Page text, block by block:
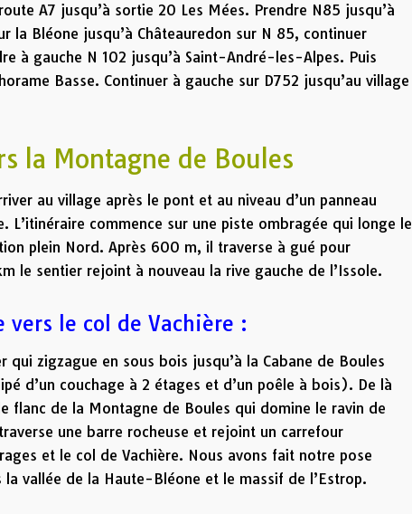
A7 jusqu’à sortie 20 Les Mées. Prendre N85 jusqu’à
la Bléone jusqu’à Châteauredon sur N 85, continuer
à gauche N 102 jusqu’à Saint-André-les-Alpes. Puis
Basse. Continuer à gauche sur D752 jusqu’au village
la Montagne de Boules
au village après le pont et au niveau d’un panneau
L’itinéraire commence sur une piste ombragée qui longe le
plein Nord. Après 600 m, il traverse à gué pour
le sentier rejoint à nouveau la rive gauche de l’Issole.
vers le col de Vachière :
qui zigzague en sous bois jusqu’à la Cabane de Boules
d’un couchage à 2 étages et d’un poêle à bois). De là
flanc de la Montagne de Boules qui domine le ravin de
une barre rocheuse et rejoint un carrefour
et le col de Vachière. Nous avons fait notre pose
vallée de la Haute-Bléone et le massif de l’Estrop.